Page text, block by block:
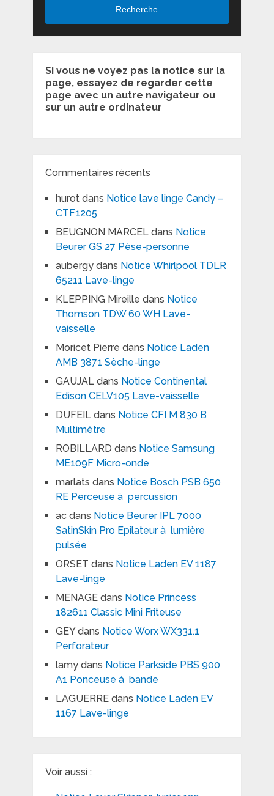
Recherche
Si vous ne voyez pas la notice sur la
page, essayez de regarder cette
page avec un autre navigateur ou
sur un autre ordinateur
Commentaires récents
hurotdans Notice lave linge Candy –
CTF1205
BEUGNON MARCELdans Notice
Beurer GS 27 Pèse-personne
aubergydans Notice Whirlpool TDLR
65211 Lave-linge
KLEPPING Mireille dans Notice
Thomson TDW 60 WH Lave-
vaisselle
Moricet Pierre dans Notice Laden
AMB 3871 Sèche-linge
GAUJALdans Notice Continental
Edison CELV105 Lave-vaisselle
DUFEILdans Notice CFI M 830 B
Multimètre
ROBILLARD dans Notice Samsung
ME109F Micro-onde
marlats dans Notice Bosch PSB 650
RE Perceuse à percussion
acdans Notice Beurer IPL 7000
SatinSkin Pro Epilateur à lumière
pulsée
ORSET dans Notice Laden EV 1187
Lave-linge
MENAGEdans Notice Princess
182611 Classic Mini Friteuse
GEYdans Notice Worx WX331.1
Perforateur
lamydans Notice Parkside PBS 900
A1 Ponceuse à bande
LAGUERREdans Notice Laden EV
1167 Lave-linge
Voir aussi :